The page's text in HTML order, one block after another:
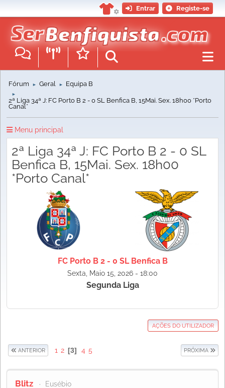
Entrar Registe-se
Fórum ► Geral ► Equipa B
►
2ª Liga 34ª J: FC Porto B 2 - 0 SL Benfica B, 15Mai. Sex. 18h00 *Porto
Canal*
Menu principal
2ª Liga 34ª J: FC Porto B 2 - 0 SL
Benfica B, 15Mai. Sex. 18h00
*Porto Canal*
FC Porto B 2 - 0 SL Benfica B
Sexta, Maio 15, 2026 - 18:00
Segunda Liga
AÇÕES DO UTILIZADOR
ANTERIOR 1 2 3 4 5 PRÓXIMA
Blitz Eusébio